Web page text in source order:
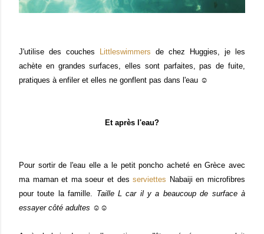
J'utilise des couches Littleswimmers de chez Huggies, je les
achète en grandes surfaces, elles sont parfaites, pas de fuite,
pratiques à enfiler et elles ne gonflent pas dans l'eau ☺
Et après l'eau?
Pour sortir de l'eau elle a le petit poncho acheté en Grèce avec
ma maman et ma soeur et desserviettes Nabaiji en microfibres
pour toute la famille. Taille L car il y a beaucoup de surface à
essayer côté adultes ☺☺